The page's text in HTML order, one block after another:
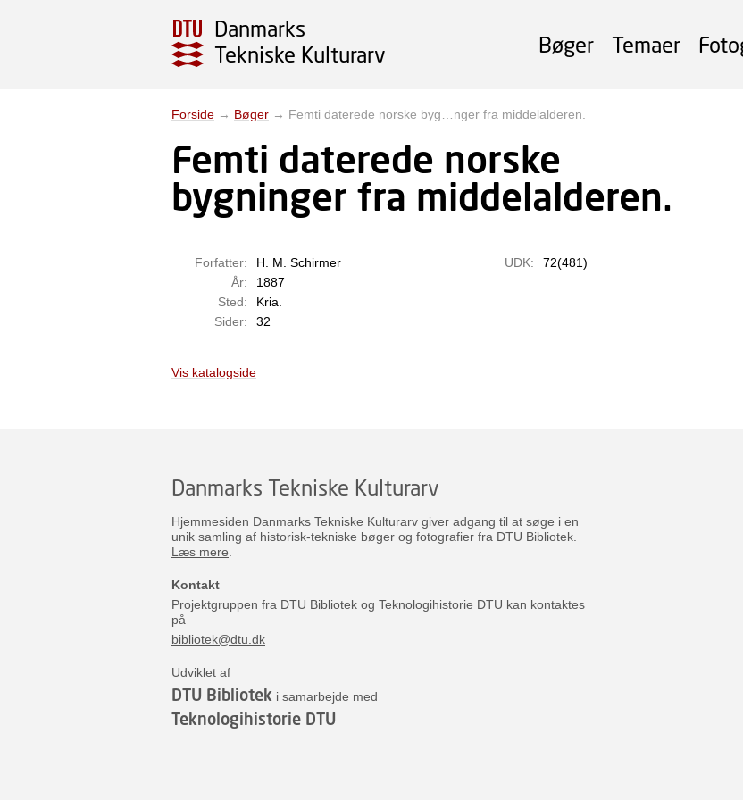
Danmarks
Tekniske Kulturarv
Bøger Temaer
Forside → Bøger → Femti daterede norske byg…nger fra middelalderen.
Femti daterede norske
bygninger fra middelalderen.
Forfatter:
H. M. Schirmer
År:
1887
Sted:
Kria.
Sider:
32
UDK: 72(481)
Vis katalogside
Danmarks Tekniske Kulturarv
Hjemmesiden Danmarks Tekniske Kulturarv giver adgang til at søge i en
unik samling af historisk-tekniske bøger og fotografier fra DTU Bibliotek.
Læs mere
Kontakt
Projektgruppen fra DTU Bibliotek og Teknologihistorie DTU kan kontaktes
på
bibliotek@dtu.dk
Udviklet af
DTU Bibliotek i samarbejde med
Teknologihistorie DTU